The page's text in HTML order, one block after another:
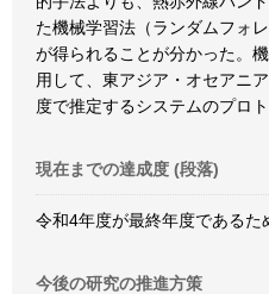
た機械学習法（ランダムフォ
が得られることが分かった。
用して、東アジア・オセアニ
度で推定するシステムのプロ
現在までの達成度 (段落)
令和4年度が最終年度であるた
今後の研究の推進方策